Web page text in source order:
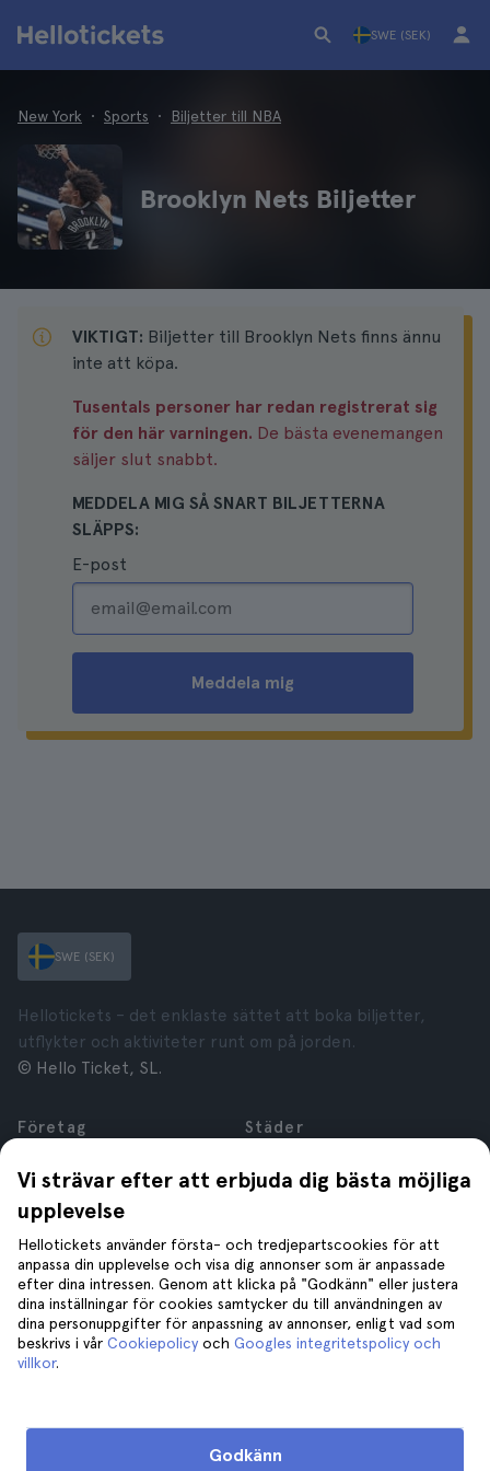
SWE (SEK)
New York Sports Biljetter till NBA
Brooklyn Nets Biljetter
VIKTIGT: Biljetter till Brooklyn Nets finns ännu
inte att köpa.
Tusentals personer har redan registrerat sig
för den här varningen. De bästa evenemangen
säljer slut snabbt.
MEDDELA MIG SÅ SNART BILJETTERNA
SLÄPPS:
E-post
Meddela mig
Vi strävar efter att erbjuda dig bästa möjliga
upplevelse
Hellotickets använder första- och tredjepartscookies för att
anpassa din upplevelse och visa dig annonser som är anpassade
efter dina intressen. Genom att klicka på "Godkänn" eller justera
dina inställningar för cookies samtycker du till användningen av
dina personuppgifter för anpassning av annonser, enligt vad som
beskrivs i vår Cookiepolicy och Googles integritetspolicy och
villkor.
Godkänn
SWE (SEK)
Hellotickets – det enklaste sättet att boka biljetter,
utflykter och aktiviteter runt om på jorden.
© Hello Ticket, SL.
Företag
Karriär
Anslutna företag
Recensioner
Sekretess
Regler och villkor
Juridisk Rådgivning
Cookies
Städer
Rom
London
Granada
Kraków
Tenerife
Hjälp